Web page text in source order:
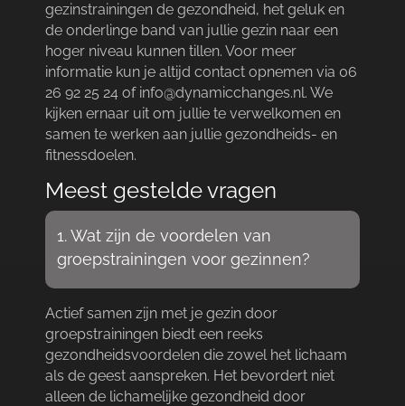
gezinstrainingen de gezondheid, het geluk en
de onderlinge band van jullie gezin naar een
hoger niveau kunnen tillen.​ Voor meer
informatie kun je altijd contact opnemen via 06
26 92 25 24 of info@dynamicchanges.​nl.​ We
kijken ernaar uit om jullie te verwelkomen en
samen te werken aan jullie gezondheids- en
fitnessdoelen.​
Meest gestelde vragen
1.​ Wat zijn de voordelen van
groepstrainingen voor gezinnen?
Actief samen zijn met je gezin door
groepstrainingen biedt een reeks
gezondheidsvoordelen die zowel het lichaam
als de geest aanspreken.​ Het bevordert niet
alleen de lichamelijke gezondheid door